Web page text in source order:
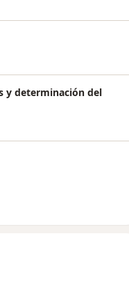
y determinación del